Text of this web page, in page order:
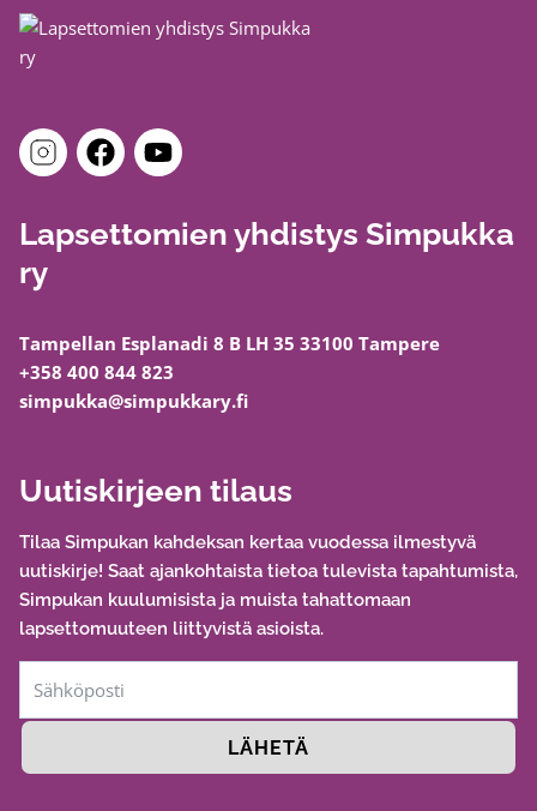
Lapsettomien yhdistys Simpukka
ry
Tampellan Esplanadi 8 B LH 35 33100 Tampere
+358 400 844 823
simpukka@simpukkary.fi
Uutiskirjeen tilaus
Tilaa Simpukan kahdeksan kertaa vuodessa ilmestyvä
uutiskirje! Saat ajankohtaista tietoa tulevista tapahtumista,
Simpukan kuulumisista ja muista tahattomaan
lapsettomuuteen liittyvistä asioista.
LÄHETÄ